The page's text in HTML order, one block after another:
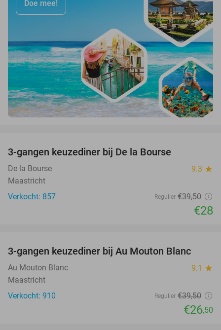
Doe mee!
3-gangen keuzediner bij De la Bourse
De la Bourse 9.3 star
Maastricht
Verkocht: 857
Regulier €39,50
€28
33%
3-gangen keuzediner bij Au Mouton Blanc
Au Mouton Blanc 9.1 star
Maastricht
Verkocht: 910
Regulier €39,50
€26,50